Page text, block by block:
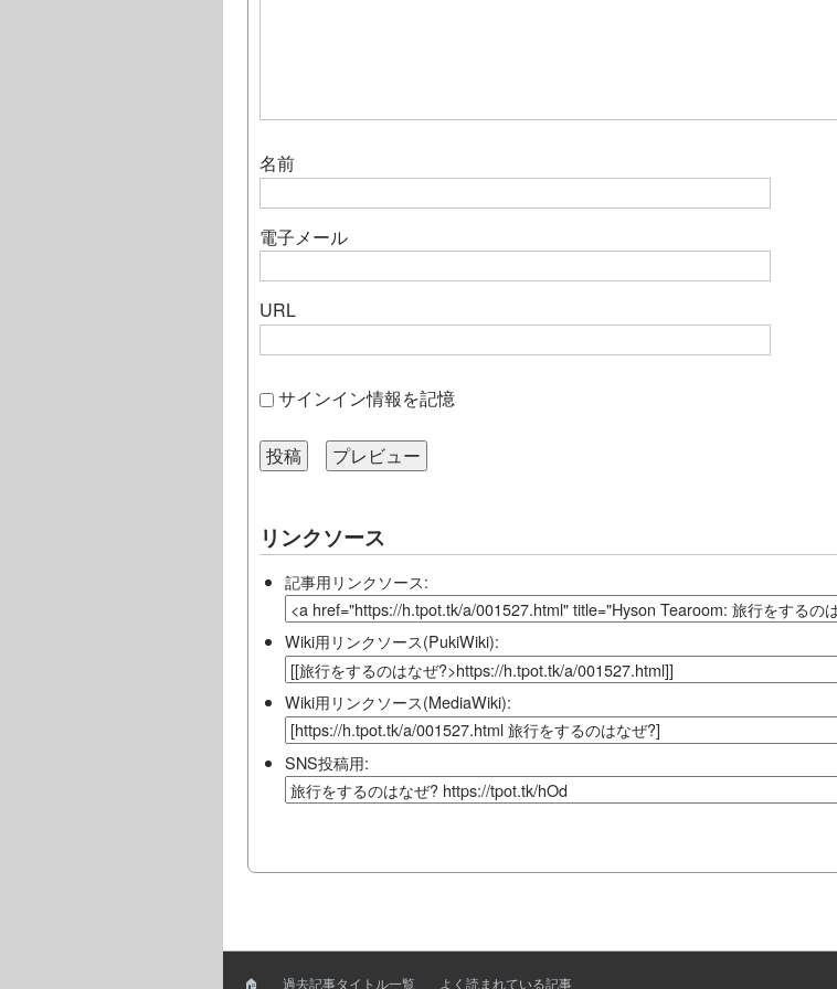
名前
電子メール
URL
サインイン情報を記憶
リンクソース
記事用リンクソース:
Wiki用リンクソース(PukiWiki):
Wiki用リンクソース(MediaWiki):
SNS投稿用:
🏠 過去記事タイトル一覧 よく読まれている記事